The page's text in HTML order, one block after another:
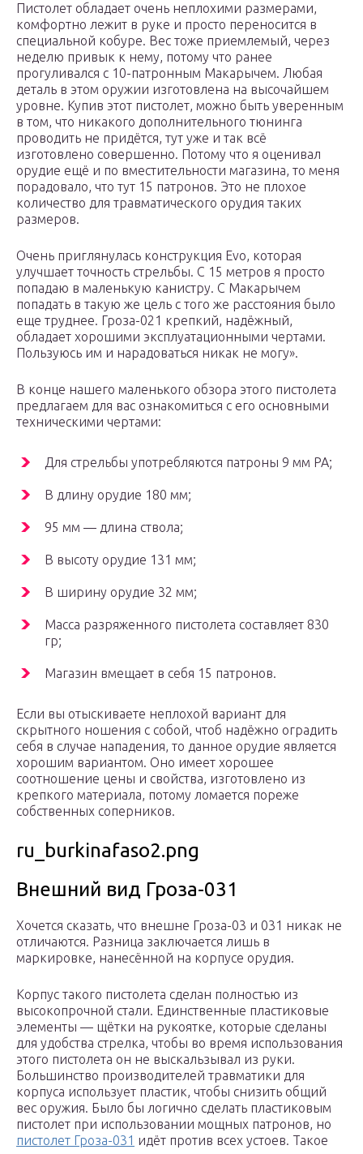
Пистолет обладает очень неплохими размерами,
комфортно лежит в руке и просто переносится в
специальной кобуре. Вес тоже приемлемый, через
неделю привык к нему, потому что ранее
прогуливался с 10-патронным Макарычем. Любая
деталь в этом оружии изготовлена на высочайшем
уровне. Купив этот пистолет, можно быть уверенным
в том, что никакого дополнительного тюнинга
проводить не придётся, тут уже и так всё
изготовлено совершенно. Потому что я оценивал
орудие ещё и по вместительности магазина, то меня
порадовало, что тут 15 патронов. Это не плохое
количество для травматического орудия таких
размеров.
Очень приглянулась конструкция Evo, которая
улучшает точность стрельбы. С 15 метров я просто
попадаю в маленькую канистру. С Макарычем
попадать в такую же цель с того же расстояния было
еще труднее. Гроза-021 крепкий, надёжный,
обладает хорошими эксплуатационными чертами.
Пользуюсь им и нарадоваться никак не могу».
В конце нашего маленького обзора этого пистолета
предлагаем для вас ознакомиться с его основными
техническими чертами:
Для стрельбы употребляются патроны 9 мм РА;
В длину орудие 180 мм;
95 мм — длина ствола;
В высоту орудие 131 мм;
В ширину орудие 32 мм;
Масса разряженного пистолета составляет 830
гр;
Магазин вмещает в себя 15 патронов.
Если вы отыскиваете неплохой вариант для
скрытного ношения с собой, чтоб надёжно оградить
себя в случае нападения, то данное орудие является
хорошим вариантом. Оно имеет хорошее
соотношение цены и свойства, изготовлено из
крепкого материала, потому ломается пореже
собственных соперников.
ru_burkinafaso2.png
Внешний вид Гроза-031
Хочется сказать, что внешне Гроза-03 и 031 никак не
отличаются. Разница заключается лишь в
маркировке, нанесённой на корпусе орудия.
Корпус такого пистолета сделан полностью из
высокопрочной стали. Единственные пластиковые
элементы — щётки на рукоятке, которые сделаны
для удобства стрелка, чтобы во время использования
этого пистолета он не выскальзывал из руки.
Большинство производителей травматики для
корпуса использует пластик, чтобы снизить общий
вес оружия. Было бы логично сделать пластиковым
пистолет при использовании мощных патронов, но
пистолет Гроза-031 идёт против всех устоев. Такое